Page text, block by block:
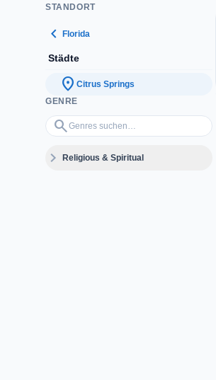
STANDORT
chevron_left Florida
Städte
location_on Citrus Springs
GENRE
search
Genres suchen…
expand_moreReligious & Spiritual